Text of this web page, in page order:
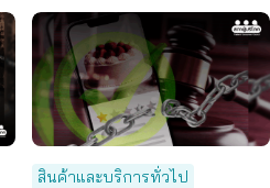
สินค้าและบริการทั่วไป